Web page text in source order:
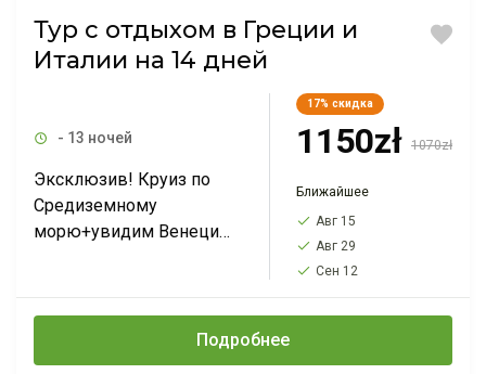
Тур с отдыхом в Греции и
Италии на 14 дней
- 13 ночей
Эксклюзив! Круиз по
Средиземному
морю+увидим Венецию,
Полиньяно, Матера), 7
дней на море в Греции,
17% скидка
1150zł 1070zł
Ближайшее
Авг 15
Авг 29
Сен 12
Подробнее